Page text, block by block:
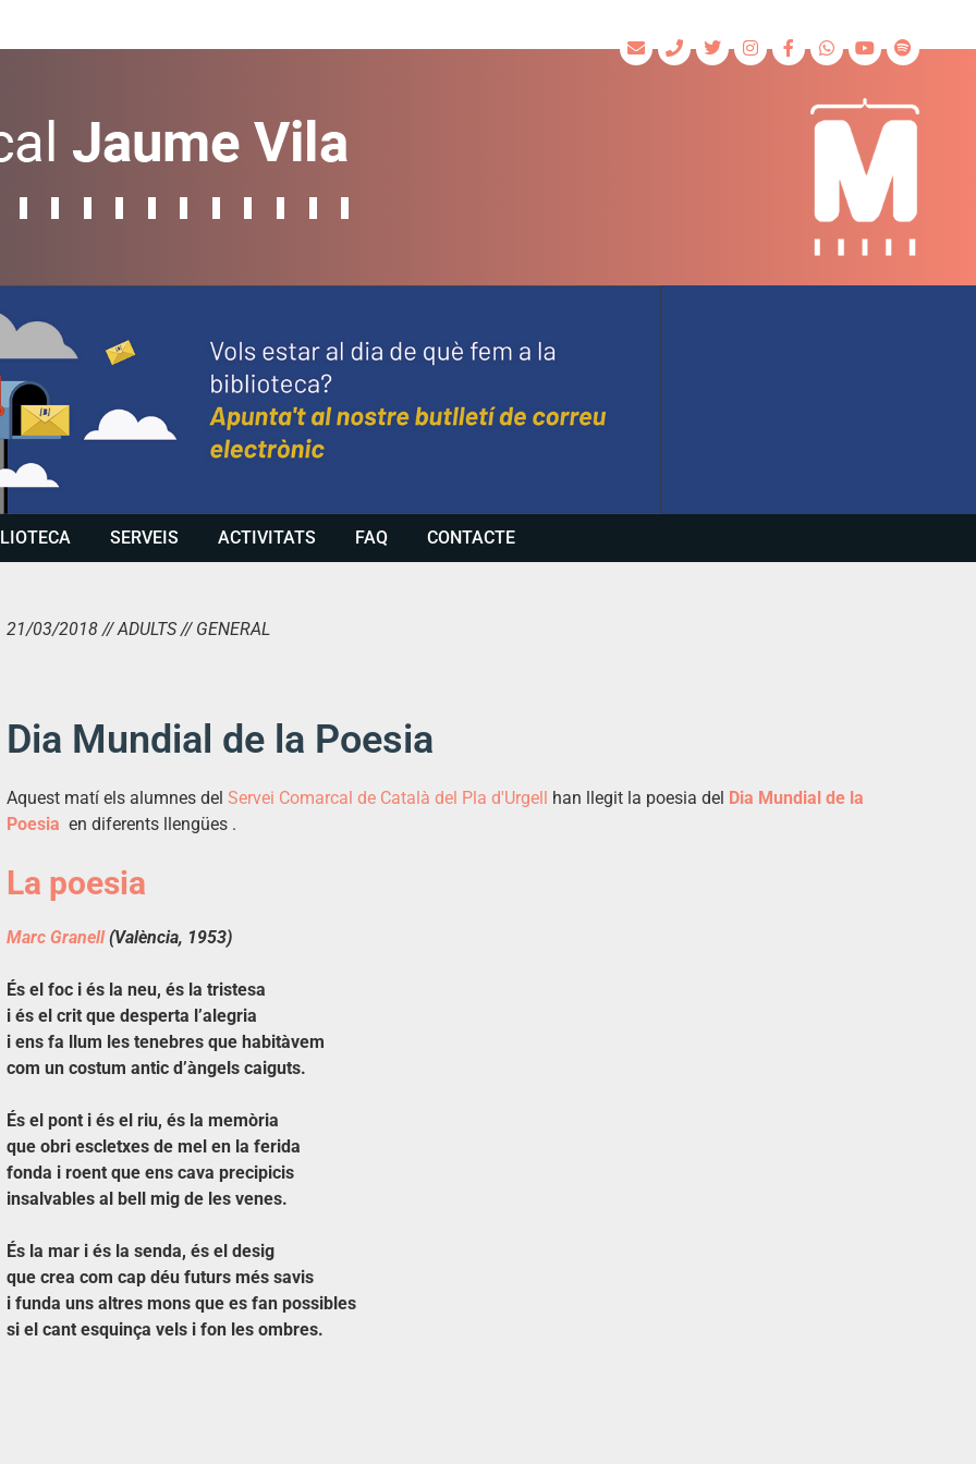
SERVEIS ACTIVITATS FAQ CONTACTE
21/03/2018 // ADULTS // GENERAL
Dia Mundial de la Poesia
Aquest matí els alumnes del Servei Comarcal de Català del Pla d'Urgell han llegit la poesia del Dia Mundial de la
Poesia en diferents llengües .
La poesia
Marc Granell(València, 1953)
És el foc i és la neu, és la tristesa
i és el crit que desperta l’alegria
i ens fa llum les tenebres que habitàvem
com un costum antic d’àngels caiguts.
És el pont i és el riu, és la memòria
que obri escletxes de mel en la ferida
fonda i roent que ens cava precipicis
insalvables al bell mig de les venes.
És la mar i és la senda, és el desig
que crea com cap déu futurs més savis
i funda uns altres mons que es fan possibles
si el cant esquinça vels i fon les ombres.